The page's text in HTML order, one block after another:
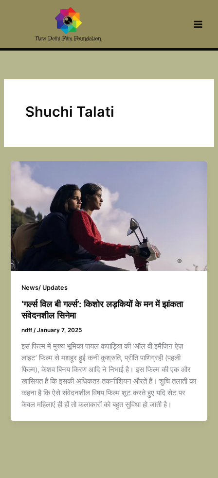
Shuchi Talati
News/ Updates
‘गर्ल्स विल बी गर्ल्स’: किशोर लड़कियों के मन में झांकता
संवेदनशील सिनेमा
ndff/January 7, 2025
इस फिल्म में मुख्य भूमिका पायल कपाड़िया की ‘ऑल वी इमैजिन ऐज़
लाइट’ फिल्म से मशहूर हुई कनी कुश्रुति, प्रीति पाणिग्रही (पहली
फिल्म), केशव बिनय किरण आदि ने निभाई है। इस फिल्म की एक और
खासियत है कि इसकी अधिकतर तकनीशियन औरतें हैं। शुचि तलाती का
कहना है कि ऐसे संवेदनशील विषय फिल्म शूट करते हुए यदि सेट पर
केवल महिलाएं ही हों तो कलाकारों को बहुत सुविधा हो जाती है।